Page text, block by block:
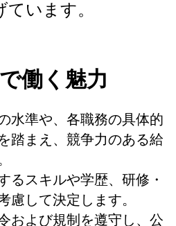
います。
働く魅力
水準や、各職務の具体的
踏まえ、競争力のある給
るスキルや学歴、研修・
慮して決定します。
および規制を遵守し、公